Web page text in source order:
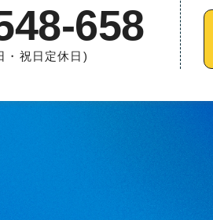
658
・祝日定休日)